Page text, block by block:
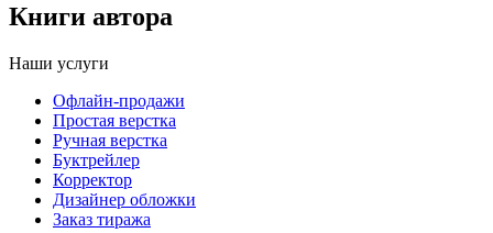
Книги автора
Наши услуги
Офлайн-продажи
Простая верстка
Ручная верстка
Буктрейлер
Корректор
Дизайнер обложки
Заказ тиража